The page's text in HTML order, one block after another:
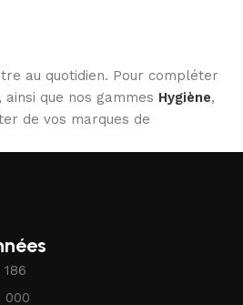
au quotidien. Pour compléter
, ainsi que nos gammes Hygiène,
de vos marques de
186
000